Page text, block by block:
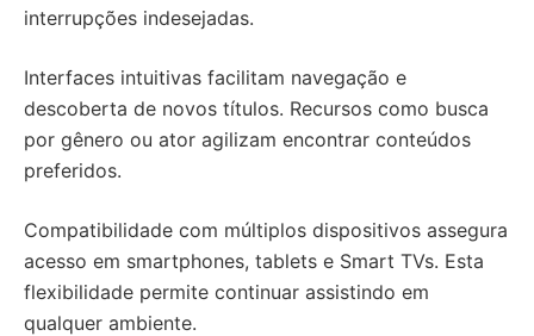
interrupções indesejadas.
Interfaces intuitivas facilitam navegação e
descoberta de novos títulos. Recursos como busca
por gênero ou ator agilizam encontrar conteúdos
preferidos.
Compatibilidade com múltiplos dispositivos assegura
acesso em smartphones, tablets e Smart TVs. Esta
flexibilidade permite continuar assistindo em
qualquer ambiente.